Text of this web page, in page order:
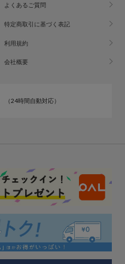
よくあるご質問
特定商取引に基づく表記
利用規約
会社概要
（24時間自動対応）